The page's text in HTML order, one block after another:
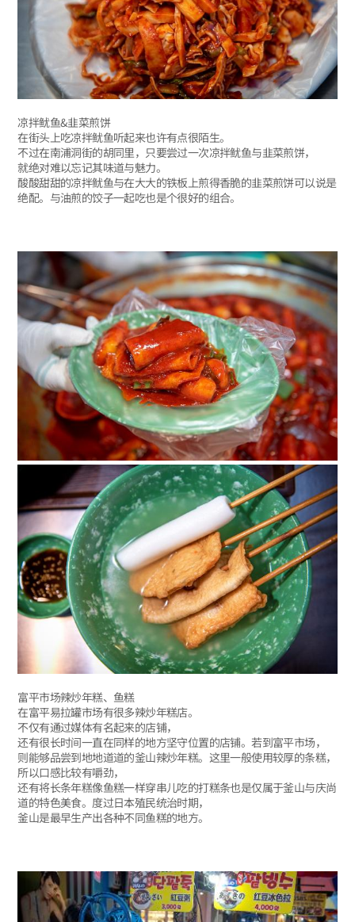
凉拌鱿鱼&韭菜煎饼
在街头上吃凉拌鱿鱼听起来也许有点很陌生。
不过在南浦洞街的胡同里，只要尝过一次凉拌鱿鱼与韭菜煎饼，
就绝对难以忘记其味道与魅力。
酸酸甜甜的凉拌鱿鱼与在大大的铁板上煎得香脆的韭菜煎饼可以说是
绝配。与油煎的饺子一起吃也是个很好的组合。
富平市场辣炒年糕、鱼糕
在富平易拉罐市场有很多辣炒年糕店。
不仅有通过媒体有名起来的店铺，
还有很长时间一直在同样的地方坚守位置的店铺。若到富平市场，
则能够品尝到地地道道的釜山辣炒年糕。这里一般使用较厚的条糕，
所以口感比较有嚼劲，
还有将长条年糕像鱼糕一样穿串儿吃的打糕条也是仅属于釜山与庆尚
道的特色美食。度过日本殖民统治时期，
釜山是最早生产出各种不同鱼糕的地方。